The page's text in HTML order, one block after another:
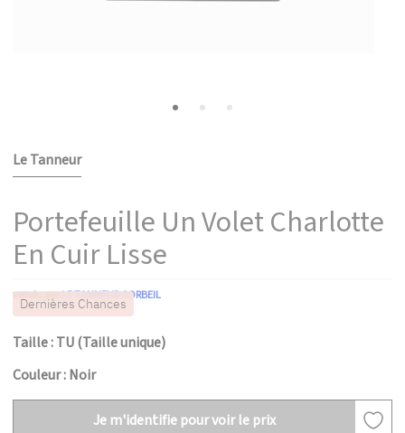
Le Tanneur
Portefeuille Un Volet Charlotte
En Cuir Lisse
vendu parLE TANNEUR CORBEIL
Dernières Chances
Taille : TU (Taille unique)
Couleur : Noir
Je m'identifie pour voir le prix